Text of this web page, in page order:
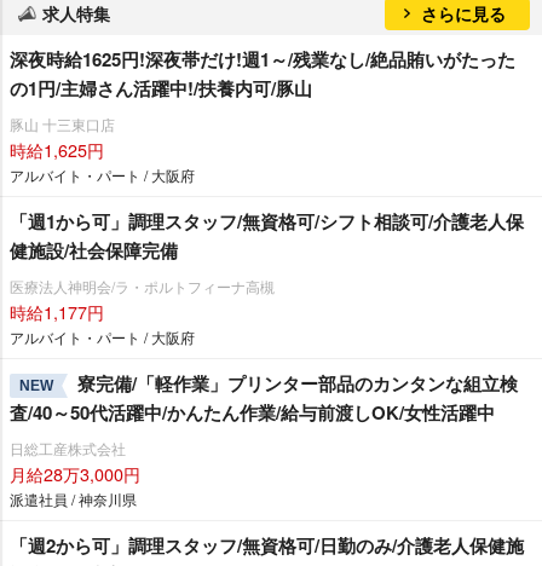
求人特集 さらに見る
深夜時給1625円!深夜帯だけ!週1～/残業なし/絶品賄いがたった
の1円/主婦さん活躍中!/扶養内可/豚山
豚山 十三東口店
時給1,625円
アルバイト・パート / 大阪府
「週1から可」調理スタッフ/無資格可/シフト相談可/介護老人保
健施設/社会保障完備
医療法人神明会/ラ・ポルトフィーナ高槻
時給1,177円
アルバイト・パート / 大阪府
NEW
寮完備/「軽作業」プリンター部品のカンタンな組立検
査/40～50代活躍中/かんたん作業/給与前渡しOK/女性活躍中
日総工産株式会社
月給28万3,000円
派遣社員 / 神奈川県
「週2から可」調理スタッフ/無資格可/日勤のみ/介護老人保健施